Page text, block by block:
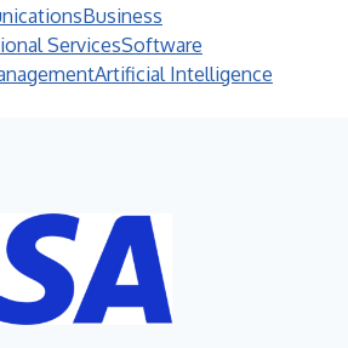
Business
ServicesSoftware
Artificial Intelligence